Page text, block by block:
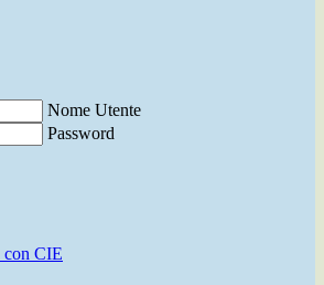
Nome Utente
Password
con CIE